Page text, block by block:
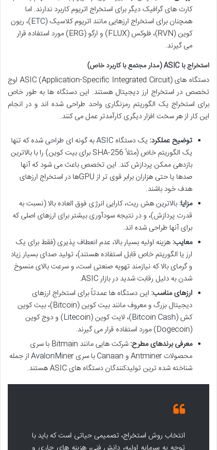
کارت های گرافیک دیگر برای استخراج اتریوم کاربرد ندارند. اما
همچنان برای استخراج ارزهایی مانند اتریوم کلاسیک (ETC)، ریون
کوین (RVN)، فلوکس (FLUX) و ارگو (ERG) مورد استفاده قرار
می گیرند.
استخراج با ASIC (مدار مجتمع با کاربرد خاص)
دستگاه های ASIC (Application-Specific Integrated Circuit) اوج
تخصص در استخراج ارز دیجیتال هستند. این دستگاه ها به طور خاص
برای استخراج یک الگوریتم رمزنگاری واحد طراحی شده اند و در انجام
این کار از هر سخت افزار دیگری کارآمدتر عمل می کنند.
توضیح عملکرد:
یک دستگاه ASIC به گونه ای طراحی شده که تنها
یک الگوریتم خاص (مثلاً SHA-256 برای بیت کوین) را با بالاترین
بازدهی ممکن پردازش کند. این تخصص باعث می شود که آنها
صدها یا حتی هزاران برابر قوی تر از GPUها در استخراج ارزهای
هدف خود باشند.
مزایا: بالاترین هش ریت، کارایی انرژی فوق العاده بالا (نسبت به
قدرت پردازش)، و در نتیجه سودآوری بیشتر برای ارزهای اصلی که
برای آنها طراحی شده اند.
معایب: هزینه اولیه بسیار بالا، عدم انعطاف پذیری (فقط برای یک
ارز یا الگوریتم خاص قابل استفاده هستند)، تولید صدای بسیار زیاد
و گرمای بالا که نیازمند تهویه صنعتی است، و سرعت بالای منسوخ
شدن به دلیل رقابت شدید در بازار ASIC.
ارزهای مناسب: این دستگاه ها عمدتاً برای استخراج ارزهای
دیجیتال بزرگ و معروف مانند بیت کوین (Bitcoin)، بیت کوین
کش (Bitcoin Cash)، لایت کوین (Litecoin) و دوج کوین
(Dogecoin) مورد استفاده قرار می گیرند.
معرفی برندهای مطرح:
شرکت هایی مانند Bitmain با سری
محصولات Antminer و Canaan با سری AvalonMiner از جمله
شناخته شده ترین تولیدکنندگان دستگاه های ASIC هستند.
انتخاب روش استخراج، تصمیمی حیاتی است که باید با